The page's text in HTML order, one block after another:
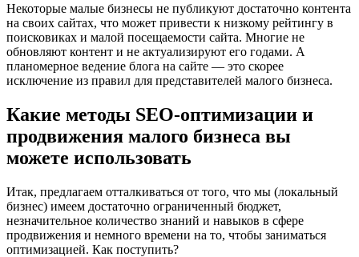
Некоторые малые бизнесы не публикуют достаточно контента
на своих сайтах, что может привести к низкому рейтингу в
поисковиках и малой посещаемости сайта. Многие не
обновляют контент и не актуализируют его годами. А
планомерное ведение блога на сайте — это скорее
исключение из правил для представителей малого бизнеса.
Какие методы SEO-оптимизации и
продвижения малого бизнеса вы
можете использовать
Итак, предлагаем отталкиваться от того, что мы (локальный
бизнес) имеем достаточно ограниченный бюджет,
незначительное количество знаний и навыков в сфере
продвижения и немного времени на то, чтобы заниматься
оптимизацией. Как поступить?